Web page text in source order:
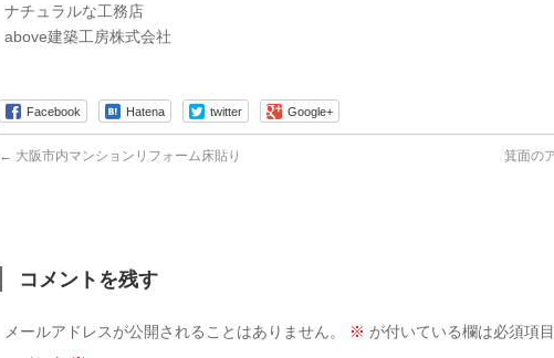
ナチュラルな工務店
above建築工房株式会社
Facebook Hatena twitter Google+
← 大阪市内マンションリフォーム床貼り 箕面の
コメントを残す
メールアドレスが公開されることはありません。 ※ が付いている欄は必須項